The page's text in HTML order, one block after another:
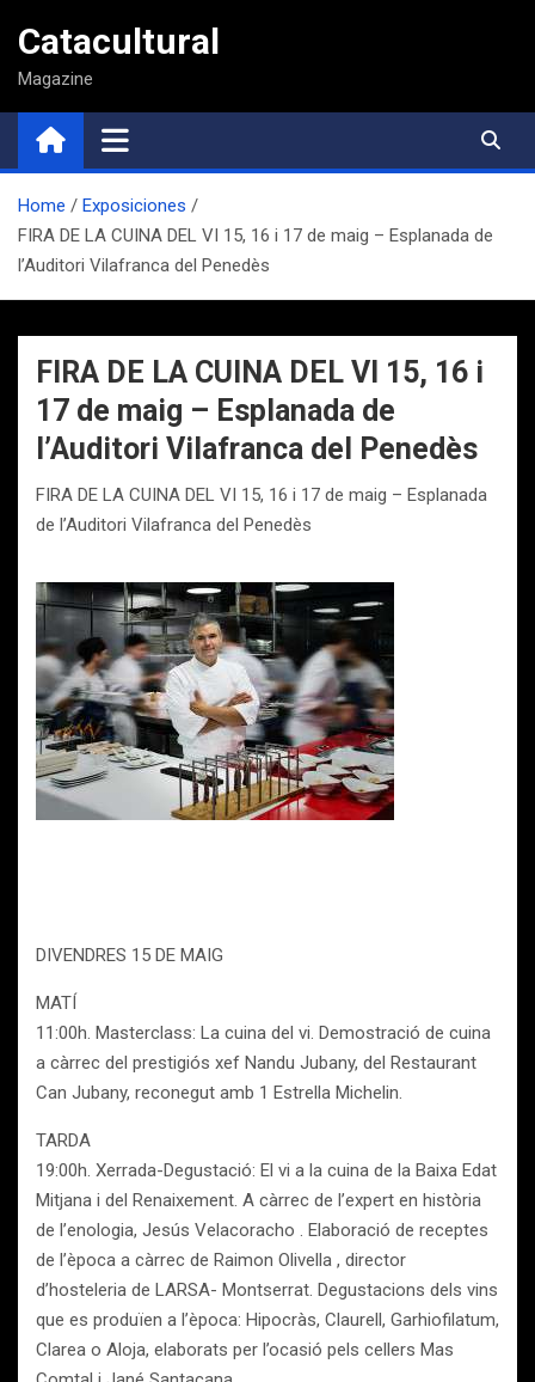
contenido
Catacultural
Magazine
Home
Exposiciones
FIRA DE LA CUINA DEL VI 15, 16 i 17 de maig – Esplanada de
l’Auditori Vilafranca del Penedès
FIRA DE LA CUINA DEL VI 15, 16 i
17 de maig – Esplanada de
l’Auditori Vilafranca del Penedès
FIRA DE LA CUINA DEL VI 15, 16 i 17 de maig – Esplanada
de l’Auditori Vilafranca del Penedès
DIVENDRES 15 DE MAIG
MATÍ
11:00h. Masterclass: La cuina del vi. Demostració de cuina
a càrrec del prestigiós xef Nandu Jubany, del Restaurant
Can Jubany, reconegut amb 1 Estrella Michelin.
TARDA
19:00h. Xerrada-Degustació: El vi a la cuina de la Baixa Edat
Mitjana i del Renaixement. A càrrec de l’expert en història
de l’enologia, Jesús Velacoracho . Elaboració de receptes
de l’època a càrrec de Raimon Olivella , director
d’hosteleria de LARSA- Montserrat. Degustacions dels vins
que es produïen a l’època: Hipocràs, Claurell, Garhiofilatum,
Clarea o Aloja, elaborats per l’ocasió pels cellers Mas